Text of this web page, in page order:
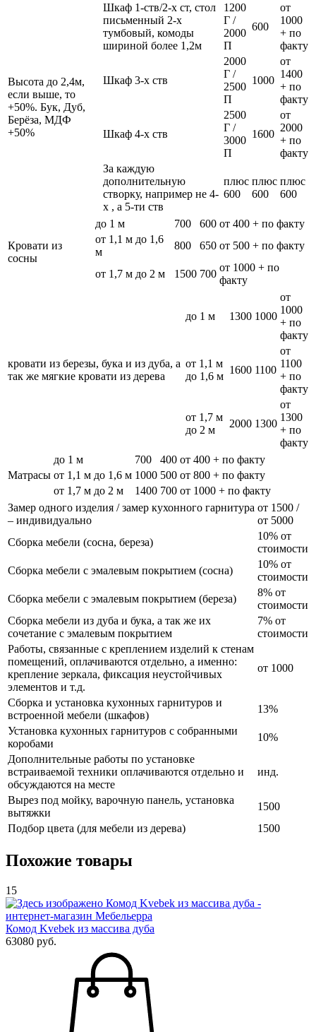
Высота до 2,4м,
если выше, то
+50%. Бук, Дуб,
Берёза, МДФ
+50%
Шкаф 1-ств/2-х ст, стол
письменный 2-х
тумбовый, комоды
шириной более 1,2м
1200
Г /
2000
П
600
от
1000
+ по
факту
Шкаф 3-х ств
2000
Г /
2500
П
1000
от
1400
+ по
факту
Шкаф 4-х ств
2500
Г /
3000
П
1600
от
2000
+ по
факту
За каждую
дополнительную
створку, например не 4-
х , а 5-ти ств
плюс
600
плюс
600
плюс
600
Кровати из
сосны
до 1 м 700 600 от 400 + по факту
от 1,1 м до 1,6
м
800 650 от 500 + по факту
от 1,7 м до 2 м 1500 700
от 1000 + по
факту
кровати из березы, бука и из дуба, а
так же мягкие кровати из дерева
до 1 м 1300 1000
от
1000
+ по
факту
от 1,1 м
до 1,6 м
1600 1100
от
1100
+ по
факту
от 1,7 м
до 2 м
2000 1300
от
1300
+ по
факту
Матрасы
до 1 м 700 400 от 400 + по факту
от 1,1 м до 1,6 м 1000 500 от 800 + по факту
от 1,7 м до 2 м
1400 700 от 1000 + по факту
Замер одного изделия / замер кухонного гарнитура
– индивидуально
от 1500 /
от 5000
Сборка мебели (сосна, береза)
10% от
стоимости
Сборка мебели с эмалевым покрытием (сосна)
10% от
стоимости
Сборка мебели с эмалевым покрытием (береза)
8% от
стоимости
Сборка мебели из дуба и бука, а так же их
сочетание с эмалевым покрытием
7% от
стоимости
Работы, связанные с креплением изделий к стенам
помещений, оплачиваются отдельно, а именно:
крепление зеркала, фиксация неустойчивых
элементов и т.д.
от 1000
Сборка и установка кухонных гарнитуров и
встроенной мебели (шкафов)
13%
Установка кухонных гарнитуров с собранными
коробами
10%
Дополнительные работы по установке
встраиваемой техники оплачиваются отдельно и
обсуждаются на месте
инд.
Вырез под мойку, варочную панель, установка
вытяжки
1500
Подбор цвета (для мебели из дерева)
1500
Похожие товары
15
Комод Kvebek из массива дуба
63080 руб.